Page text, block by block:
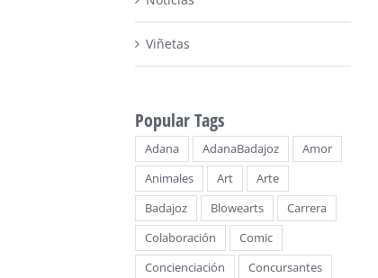
Viñetas
Popular Tags
Adana AdanaBadajoz
Amor
Animales
Art
Arte
Badajoz
Blowearts
Carrera
Colaboración
Comic
Concienciación
Concursantes